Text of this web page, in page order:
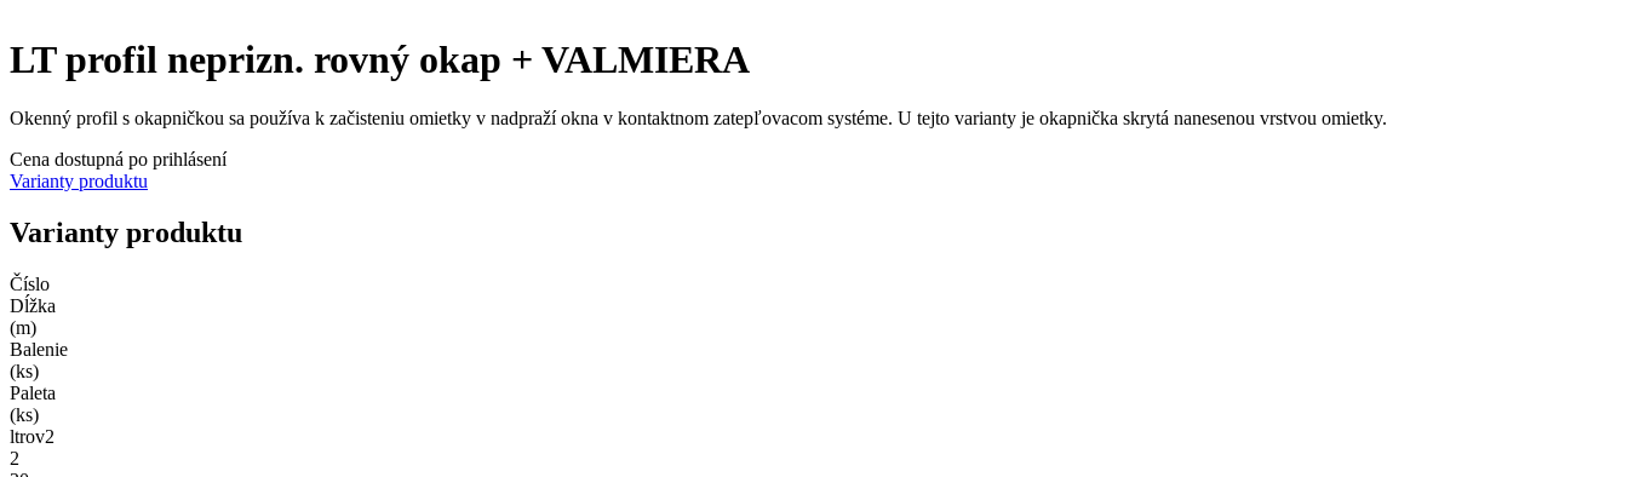
LT profil neprizn. rovný okap + VALMIERA
Okenný profil s okapničkou sa používa k začisteniu omietky v nadpraží okna v kontaktnom zatepľovacom systéme. U tejto varianty je okapnička skrytá nanesenou vrstvou omietky.
Cena dostupná po prihlásení
Varianty produktu
Varianty produktu
Číslo
Dĺžka
(m)
Balenie
(ks)
Paleta
(ks)
ltrov2
2